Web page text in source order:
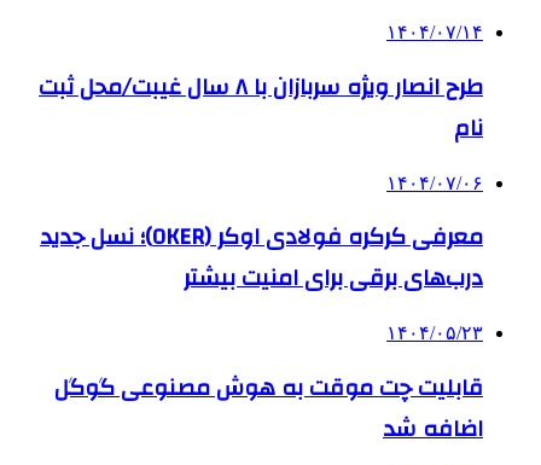
۱۴۰۴/۰۷/۱۴
طرح انصار ویژه سربازان با ۸ سال غیبت/محل ثبت
نام
۱۴۰۴/۰۷/۰۶
معرفی کرکره فولادی اوکر (OKER)؛ نسل جدید
درب‌های برقی برای امنیت بیشتر
۱۴۰۴/۰۵/۲۳
قابلیت چت موقت به هوش مصنوعی گوگل
اضافه شد